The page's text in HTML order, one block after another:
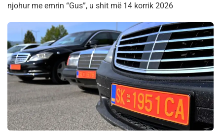
njohur me emrin “Gus”, u shit më 14 korrik 2026